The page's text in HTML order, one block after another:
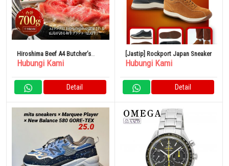
Hiroshima Beef A4 Butcher’s
Recommended Shoulder Loose
Hubungi Kami
Detail
[Jastip] Rockport Japan Sneaker
Hubungi Kami
Detail